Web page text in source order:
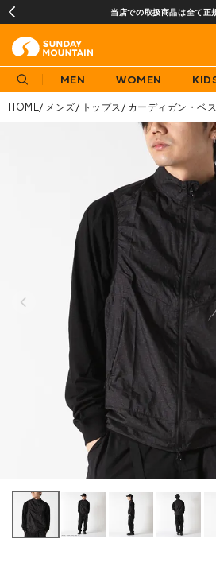
当店での取扱商品は全て正
MEN WOMEN
HOME メンズ トップス カーディガン・ベ